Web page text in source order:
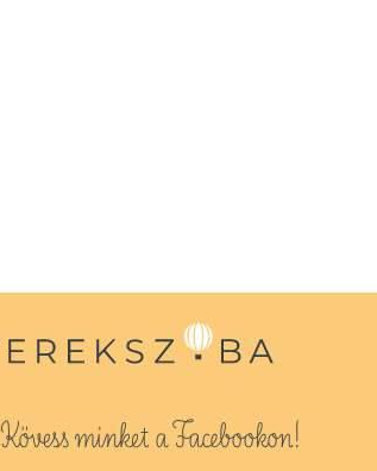
Kövess minket a Facebookon!